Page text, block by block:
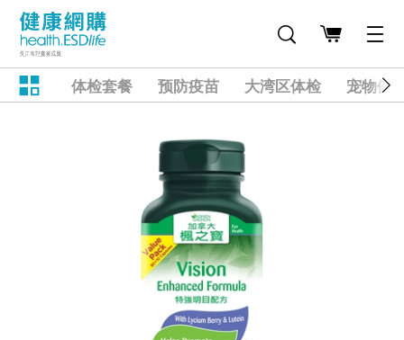
体检套餐 预防疫苗 大湾区体检 宠物健